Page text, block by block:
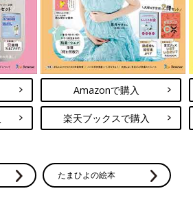
Amazonで購入
楽天ブックスで購入
たまひよの絵本